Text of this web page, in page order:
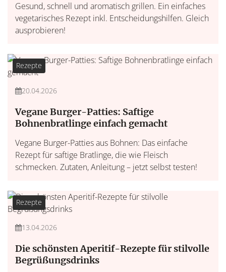
Gesund, schnell und aromatisch grillen. Ein einfaches
vegetarisches Rezept inkl. Entscheidungshilfen. Gleich
ausprobieren!
Rezepte
20.04.2026
Vegane Burger-Patties: Saftige
Bohnenbratlinge einfach gemacht
Vegane Burger-Patties aus Bohnen: Das einfache
Rezept für saftige Bratlinge, die wie Fleisch
schmecken. Zutaten, Anleitung – jetzt selbst testen!
Rezepte
13.04.2026
Die schönsten Aperitif-Rezepte für stilvolle
Begrüßungsdrinks